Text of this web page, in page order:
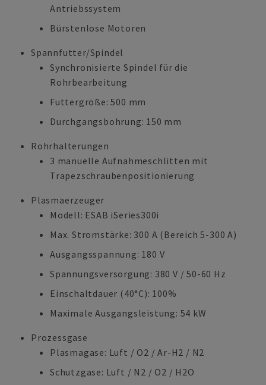
Antriebssystem
Bürstenlose Motoren
Spannfutter/Spindel
Synchronisierte Spindel für die
Rohrbearbeitung
Futtergröße: 500 mm
Durchgangsbohrung: 150 mm
Rohrhalterungen
3 manuelle Aufnahmeschlitten mit
Trapezschraubenpositionierung
Plasmaerzeuger
Modell: ESAB iSeries300i
Max. Stromstärke: 300 A (Bereich 5-300 A)
Ausgangsspannung: 180 V
Spannungsversorgung: 380 V / 50-60 Hz
Einschaltdauer (40°C): 100%
Maximale Ausgangsleistung: 54 kW
Prozessgase
Plasmagase: Luft / O2 / Ar-H2 / N2
Schutzgase: Luft / N2 / O2 / H2O